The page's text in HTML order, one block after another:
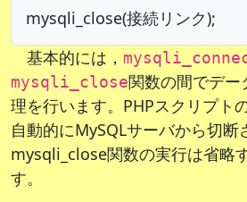
mysqli_close(接続リンク);
基本的には，
mysqli_close関数の間でデー
理を行います。PHPスクリプト
自動的にMySQLサーバから切断
mysqli_close関数の実行は省略
す。